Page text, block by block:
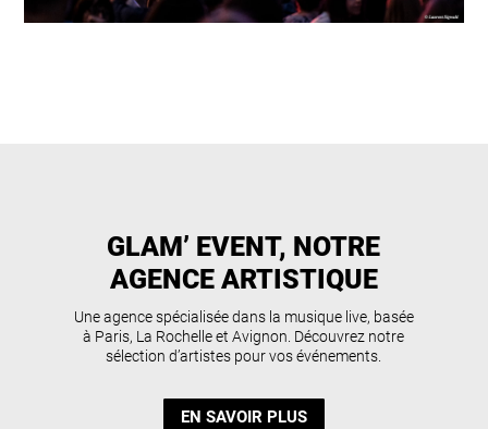
GLAM’ EVENT, NOTRE
AGENCE ARTISTIQUE
Une agence spécialisée dans la musique live, basée
à Paris, La Rochelle et Avignon. Découvrez notre
sélection d’artistes pour vos événements.
EN SAVOIR PLUS